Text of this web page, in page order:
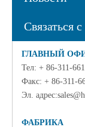
Связаться
ГЛАВНЫЙ
Тел: + 86-311-
Факс: + 86-311-
Эл. адрес:
ФАБРИКА